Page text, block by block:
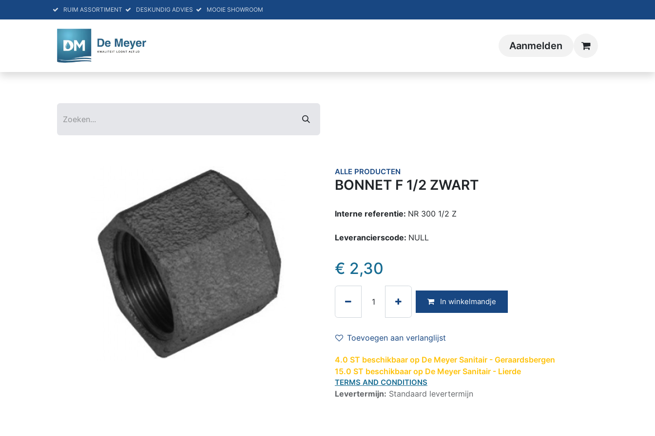
RUIM ASSORTIMENT DESKUNDIG ADVIES MOOIE SHOWROOM
Aanmelden
ALLE PRODUCTEN
BONNET F 1/2 ZWART
Interne referentie: NR 300 1/2 Z
Leverancierscode: NULL
€ 2,30
In winkelmandje
Toevoegen aan verlanglijst
4.0 ST beschikbaar op De Meyer Sanitair - Geraardsbergen
15.0 ST beschikbaar op De Meyer Sanitair - Lierde
TERMS AND CONDITIONS
Levertermijn: Standaard levertermijn